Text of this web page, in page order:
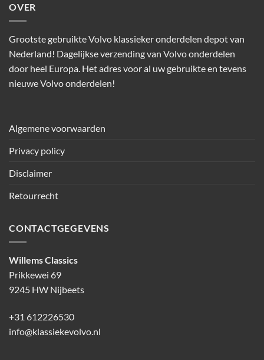
OVER
Grootste gebruikte Volvo klassieker onderdelen depot van
Nederland! Dagelijkse verzending van Volvo onderdelen
door heel Europa. Het adres voor al uw gebruikte en tevens
nieuwe Volvo onderdelen!
Algemene voorwaarden
Privacy policy
Disclaimer
Retourrecht
CONTACTGEGEVENS
Willems Classics
Prikkewei 69
9245 HW Nijbeets
+31 612226530
info@klassiekevolvo.nl